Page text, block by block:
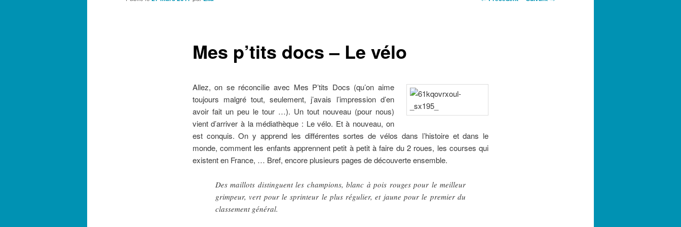
Mes p’tits docs – Le vélo
Allez, on se réconcilie avec Mes P’tits Docs (qu’on aime
toujours malgré tout, seulement, j’avais l’impression d’en
avoir fait un peu le tour …). Un tout nouveau (pour nous)
vient d’arriver à la médiathèque : Le vélo. Et à nouveau, on
est conquis. On y apprend les différentes sortes de vélos dans l’histoire et dans le
monde, comment les enfants apprennent petit à petit à faire du 2 roues, les courses qui
existent en France, … Bref, encore plusieurs pages de découverte ensemble.
Des maillots distinguent les champions, blanc à pois rouges pour le meilleur
grimpeur, vert pour le sprinteur le plus régulier, et jaune pour le premier du
classement général.